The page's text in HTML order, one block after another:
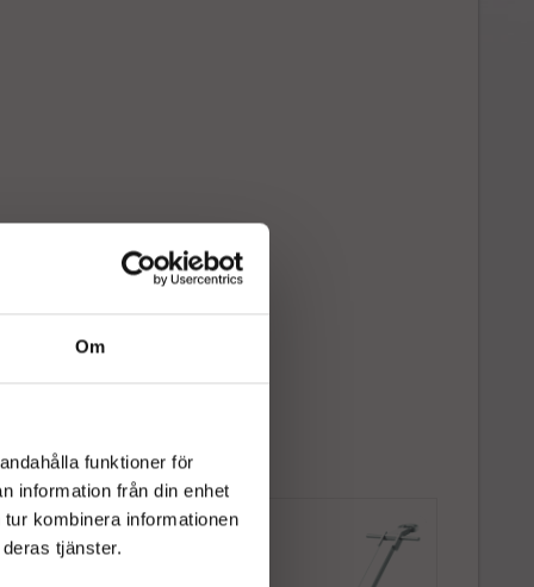
Om
funktioner för
information från din enhet
kombinera informationen
tjänster.